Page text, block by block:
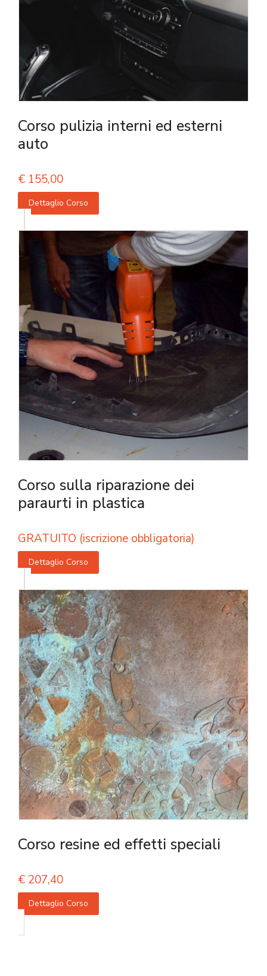
Corso pulizia interni ed esterni
auto
€ 155,00
Dettaglio Corso
Corso sulla riparazione dei
paraurti in plastica
GRATUITO (iscrizione obbligatoria)
Dettaglio Corso
Corso resine ed effetti speciali
€ 207,40
Dettaglio Corso